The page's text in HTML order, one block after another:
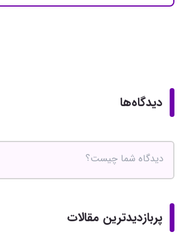
دیدگاه‌ها
پربازدیدترین مقالات